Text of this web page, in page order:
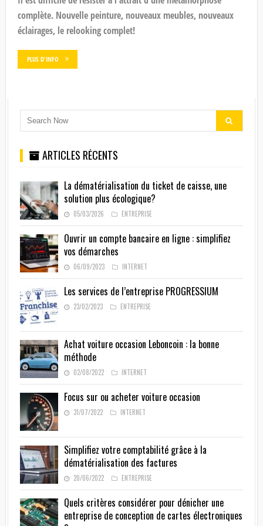
complète. Nouvelle peinture, nouveaux meubles, nouveaux
éclairages, le relooking complet!
PLUS D'INFO
ARTICLES RÉCENTS
La dématérialisation du ticket de caisse, une
solution plus écologique?
05/03/2026 ENTREPRISE
Ouvrir un compte bancaire en ligne : simplifiez
vos démarches
06/09/2023 INTERNET
Les services de l’entreprise PROGRESSIUM
23/02/2023 ENTREPRISE
Achat voiture occasion Leboncoin : la bonne
méthode
02/08/2022 INTERNET
Focus sur ou acheter voiture occasion
31/07/2022 INTERNET
Simplifiez votre comptabilité grâce à la
dématérialisation des factures
20/06/2022 ENTREPRISE
Quels critères considérer pour dénicher une
entreprise de conception de cartes électroniques